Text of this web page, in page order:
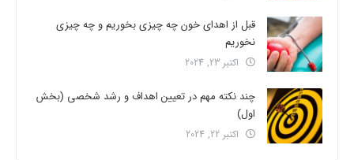
قبل از اهدای خون چه چیزی بخوریم و چه چیزی
نخوریم
اکتبر 23, 2024
چند نکته مهم در تعیین اهداف و رشد شخصی (بخش
اول)
اکتبر 22, 2024